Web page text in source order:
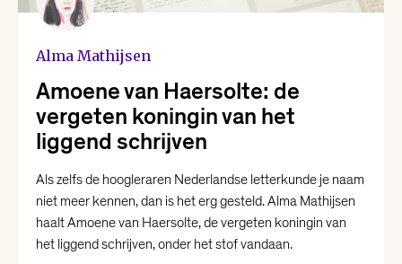
Raoul de Jong
Renée van Marissing
Roman Helinski
Roos van Rijswijk
Thomas Heerma van Voss
Alma Mathijsen
Amoene van Haersolte: de
vergeten koningin van het
liggend schrijven
Als zelfs de hoogleraren Nederlandse letterkunde je naam
niet meer kennen, dan is het erg gesteld. Alma Mathijsen
haalt Amoene van Haersolte, de vergeten koningin van
het liggend schrijven, onder het stof vandaan.